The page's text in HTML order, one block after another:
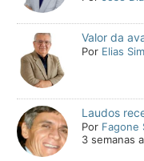
Valor da
Por Elias
Laudos
Por Fagone
3 semanas